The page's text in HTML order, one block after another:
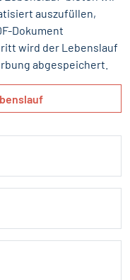
auszufüllen,
Dokument
wird der Lebenslauf
abgespeichert.